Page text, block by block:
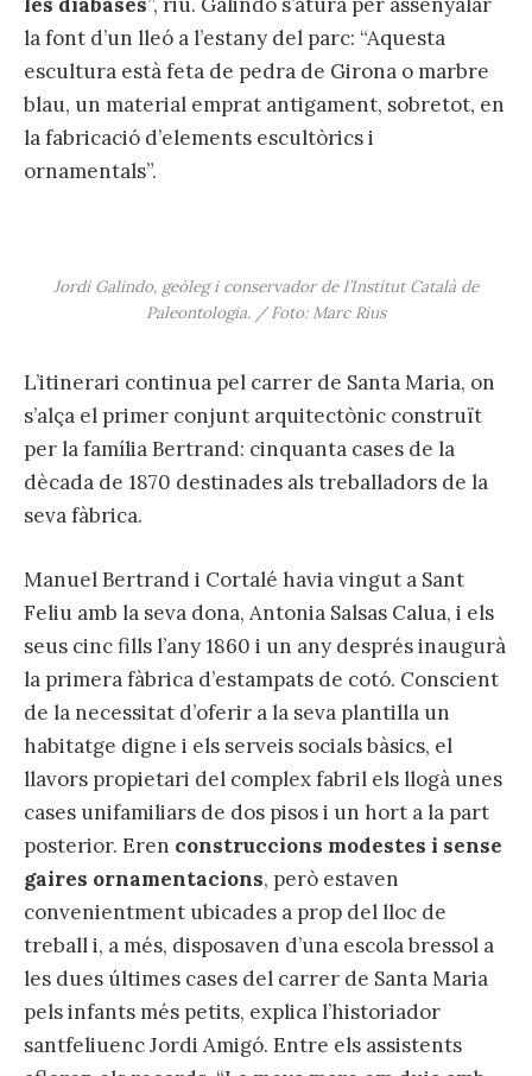
la font d’un lleó a l’estany del parc: “Aquesta
escultura està feta de pedra de Girona o marbre
blau, un material emprat antigament, sobretot, en
la fabricació d’elements escultòrics i
ornamentals”.
Jordi Galindo, geòleg i conservador de l’Institut Català de
Paleontologia. / Foto: Marc Rius
L’itinerari continua pel carrer de Santa Maria, on
s’alça el primer conjunt arquitectònic construït
per la família Bertrand: cinquanta cases de la
dècada de 1870 destinades als treballadors de la
seva fàbrica.
Manuel Bertrand i Cortalé havia vingut a Sant
Feliu amb la seva dona, Antonia Salsas Calua, i els
seus cinc fills l’any 1860 i un any després inaugurà
la primera fàbrica d’estampats de cotó. Conscient
de la necessitat d’oferir a la seva plantilla un
habitatge digne i els serveis socials bàsics, el
llavors propietari del complex fabril els llogà unes
cases unifamiliars de dos pisos i un hort a la part
posterior. Eren construccions modestes i sense
gaires ornamentacions, però estaven
convenientment ubicades a prop del lloc de
treball i, a més, disposaven d’una escola bressol a
les dues últimes cases del carrer de Santa Maria
pels infants més petits, explica l’historiador
santfeliuenc Jordi Amigó. Entre els assistents